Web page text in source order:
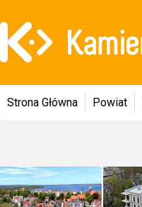
Strona Główna Powiat